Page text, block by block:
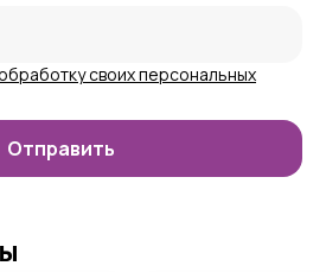
своих персональных